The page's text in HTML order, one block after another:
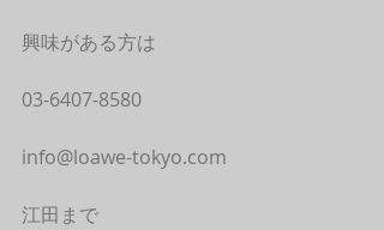
興味がある方は
03-6407-8580
info@loawe-tokyo.com
江田まで